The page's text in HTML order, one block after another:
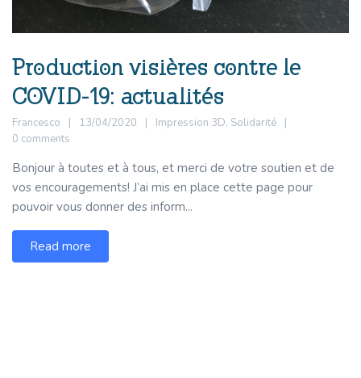
Production visières contre le
COVID-19: actualités
Francesco 13/04/2020 Impression 3D, Solidarité
0 comments
Bonjour à toutes et à tous, et merci de votre soutien et de
vos encouragements! J’ai mis en place cette page pour
pouvoir vous donner des inform...
Read more